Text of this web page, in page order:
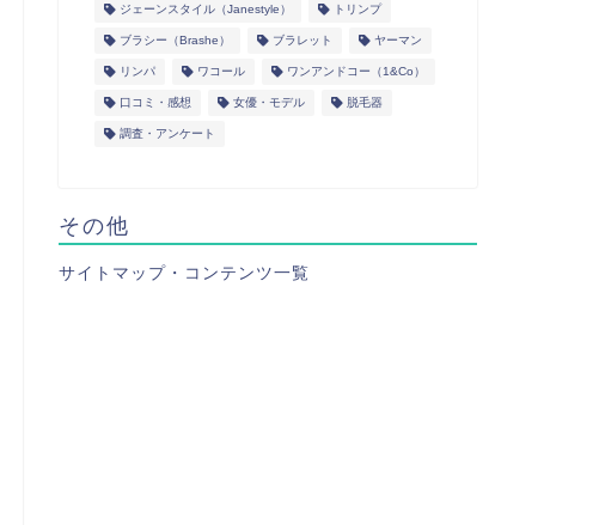
ジェーンスタイル（Janestyle） トリンプ
ブラシー（Brashe） ブラレット ヤーマン
リンパ ワコール ワンアンドコー（1&Co）
口コミ・感想 女優・モデル 脱毛器
調査・アンケート
その他
サイトマップ・コンテンツ一覧